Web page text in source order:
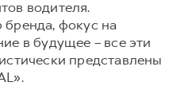
клиентов
водителя.
бренда, фокус на
в будущее – все эти
представлены